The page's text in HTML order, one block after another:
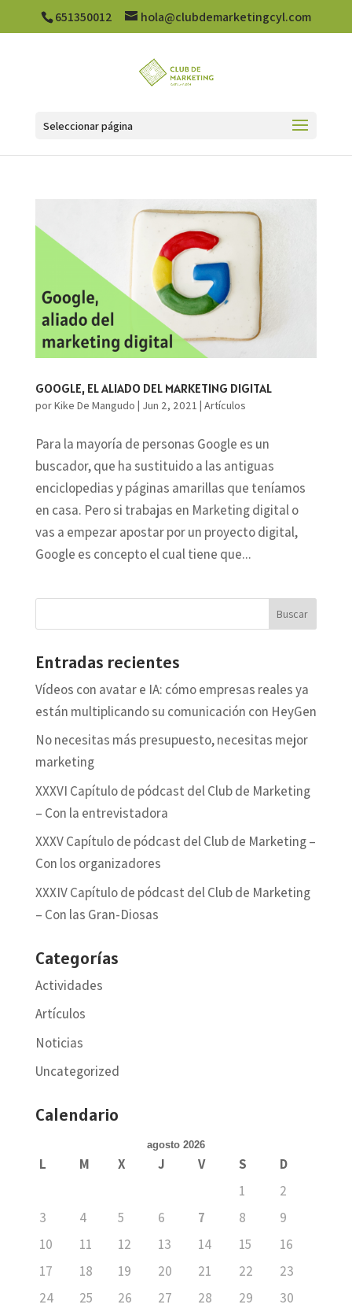
651350012 hola@clubdemarketingcyl.com
Seleccionar página
GOOGLE, EL ALIADO DEL MARKETING DIGITAL
porKike De Mangudo | Jun 2, 2021 | Artículos
Para la mayoría de personas Google es un
buscador, que ha sustituido a las antiguas
enciclopedias y páginas amarillas que teníamos
en casa. Pero si trabajas en Marketing digital o
vas a empezar apostar por un proyecto digital,
Google es concepto el cual tiene que...
Entradas recientes
Vídeos con avatar e IA: cómo empresas reales ya
están multiplicando su comunicación con HeyGen
No necesitas más presupuesto, necesitas mejor
marketing
XXXVI Capítulo de pódcast del Club de Marketing
– Con la entrevistadora
XXXV Capítulo de pódcast del Club de Marketing –
Con los organizadores
XXXIV Capítulo de pódcast del Club de Marketing
– Con las Gran-Diosas
Categorías
Actividades
Artículos
Noticias
Uncategorized
Calendario
agosto 2026
L M X J V S
D
1
2
3
4 5 6 7 8
9
10
11 12 13 14 15
16
17
18 19 20 21 22
23
24
25 26 27 28 29
30